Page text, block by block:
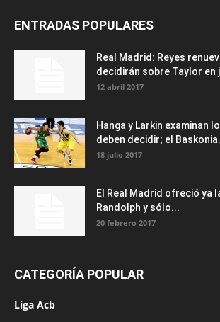
ENTRADAS POPULARES
Real Madrid: Reyes
decidirán sobre Taylor en
12 abril 2017
Hanga y Larkin examinan
deben decidir; el
18 julio 2017
El Real Madrid ofreció ya
Randolph y sólo...
20 febrero 2017
CATEGORÍA POPULAR
Liga Acb